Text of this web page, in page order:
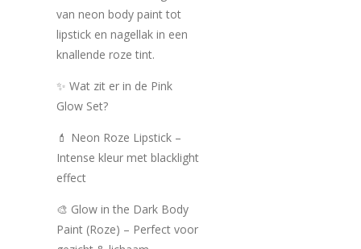
van neon body paint tot
lipstick en nagellak in een
knallende roze tint.
✨ Wat zit er in de Pink
Glow Set?
💄 Neon Roze Lipstick –
Intense kleur met blacklight
effect
🎨 Glow in the Dark Body
Paint (Roze) – Perfect voor